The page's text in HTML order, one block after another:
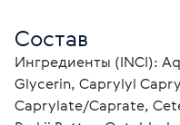
Состав
Ингредиенты (INCI):
Glycerin, Caprylyl
Caprylate/Caprate,